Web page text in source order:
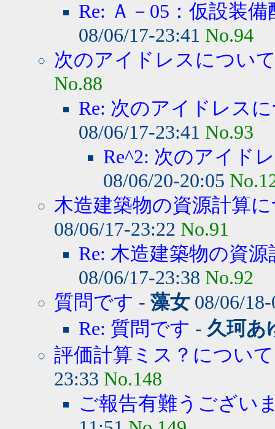
Re: Ａ－05：仮設装
08/06/17-23:41 No.94
次のアイドレスについ
No.88
Re: 次のアイドレス
08/06/17-23:41 No.93
Re^2: 次のアイド
08/06/20-20:05
木造建築物の資源計算
08/06/17-23:22 No.91
Re: 木造建築物の資
08/06/17-23:38 No.92
質問です - 藻女 08/06/
Re: 質問です - 久珂あ
評価計算ミス？について
23:33 No.148
ご報告有難うござい